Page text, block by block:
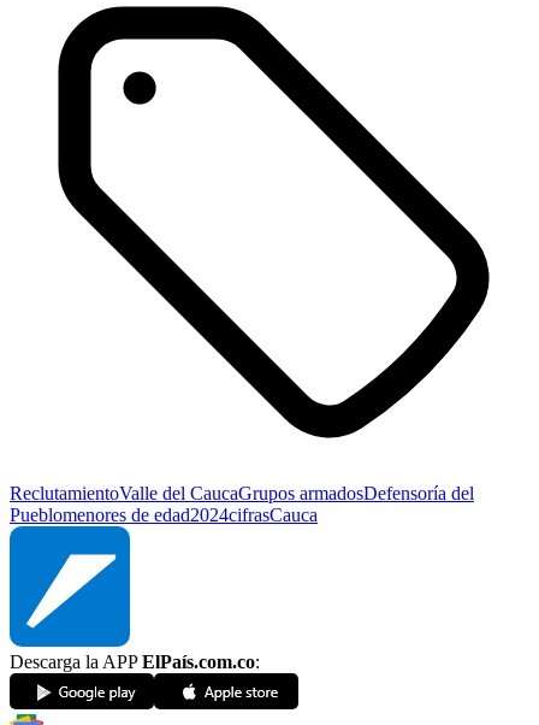
ReclutamientoValle del CaucaGrupos armadosDefensoría del
Pueblomenores de edad2024cifrasCauca
Descarga la APPElPaís.com.co: